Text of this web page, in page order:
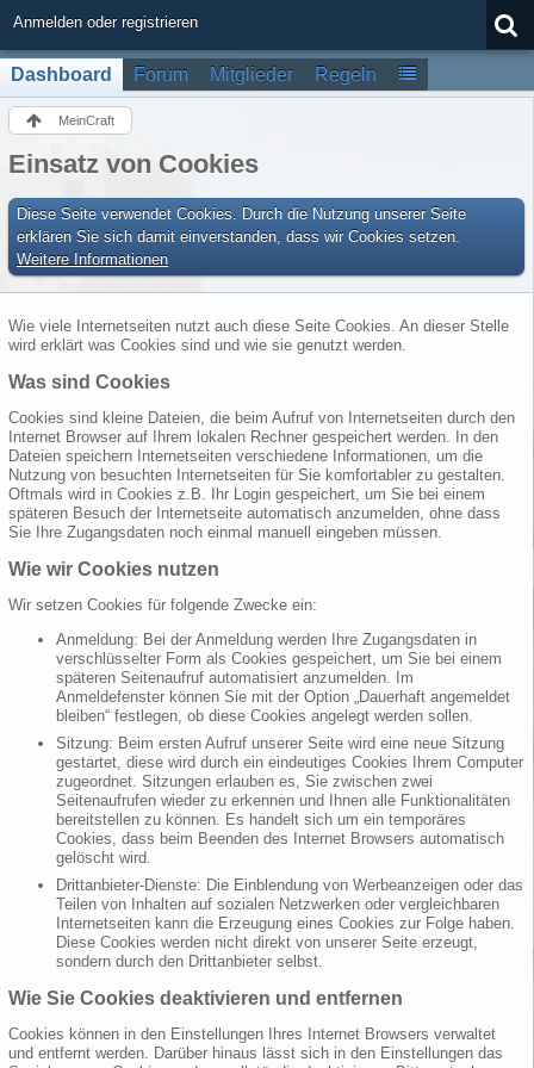
Anmelden oder registrieren
Dashboard Forum Mitglieder Regeln
MeinCraft
Einsatz von Cookies
Diese Seite verwendet Cookies. Durch die Nutzung unserer Seite
erklären Sie sich damit einverstanden, dass wir Cookies setzen.
Weitere Informationen
Wie viele Internetseiten nutzt auch diese Seite Cookies. An dieser Stelle
wird erklärt was Cookies sind und wie sie genutzt werden.
Was sind Cookies
Cookies sind kleine Dateien, die beim Aufruf von Internetseiten durch den
Internet Browser auf Ihrem lokalen Rechner gespeichert werden. In den
Dateien speichern Internetseiten verschiedene Informationen, um die
Nutzung von besuchten Internetseiten für Sie komfortabler zu gestalten.
Oftmals wird in Cookies z.B. Ihr Login gespeichert, um Sie bei einem
späteren Besuch der Internetseite automatisch anzumelden, ohne dass
Sie Ihre Zugangsdaten noch einmal manuell eingeben müssen.
Wie wir Cookies nutzen
Wir setzen Cookies für folgende Zwecke ein:
Anmeldung: Bei der Anmeldung werden Ihre Zugangsdaten in
verschlüsselter Form als Cookies gespeichert, um Sie bei einem
späteren Seitenaufruf automatisiert anzumelden. Im
Anmeldefenster können Sie mit der Option „Dauerhaft angemeldet
bleiben“ festlegen, ob diese Cookies angelegt werden sollen.
Sitzung: Beim ersten Aufruf unserer Seite wird eine neue Sitzung
gestartet, diese wird durch ein eindeutiges Cookies Ihrem Computer
zugeordnet. Sitzungen erlauben es, Sie zwischen zwei
Seitenaufrufen wieder zu erkennen und Ihnen alle Funktionalitäten
bereitstellen zu können. Es handelt sich um ein temporäres
Cookies, dass beim Beenden des Internet Browsers automatisch
gelöscht wird.
Drittanbieter-Dienste: Die Einblendung von Werbeanzeigen oder das
Teilen von Inhalten auf sozialen Netzwerken oder vergleichbaren
Internetseiten kann die Erzeugung eines Cookies zur Folge haben.
Diese Cookies werden nicht direkt von unserer Seite erzeugt,
sondern durch den Drittanbieter selbst.
Wie Sie Cookies deaktivieren und entfernen
Cookies können in den Einstellungen Ihres Internet Browsers verwaltet
und entfernt werden. Darüber hinaus lässt sich in den Einstellungen das